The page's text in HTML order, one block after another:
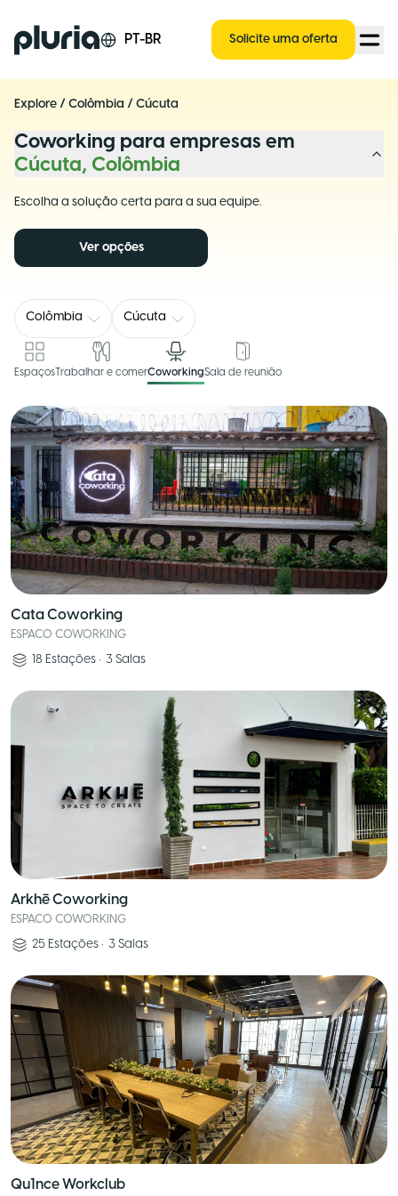
Logo Pluria PT-BR Solicite uma oferta
Explore / Colômbia / Cúcuta
Coworking para empresas em
Cúcuta, Colômbia
Escolha a solução certa para a sua equipe.
Ver opções
Colômbia Cúcuta
EspaçosTrabalhar e comerCoworkingSala de reunião
Cata Coworking
ESPACO COWORKING
18 Estações • 3 Salas
Arkhē Coworking
ESPACO COWORKING
25 Estações • 3 Salas
Qu1nce Workclub